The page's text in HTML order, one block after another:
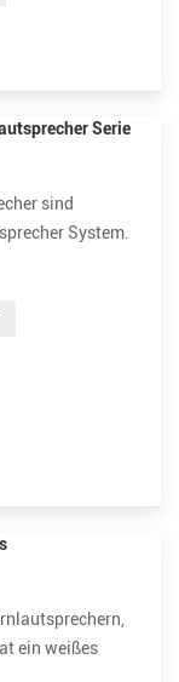
Serie
sind
System.
oder Feuer
können
wir ziel
ein weißes